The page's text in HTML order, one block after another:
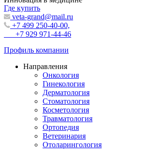
Где купить
veta-grand@mail.ru
+7 499 250-40-00,
+7 929 971-44-46
Профиль компании
Направления
Онкология
Гинекология
Дерматология
Стоматология
Косметология
Травматология
Ортопедия
Ветеринария
Отоларингология